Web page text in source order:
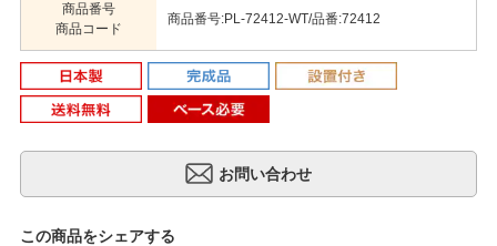
商品番号
商品コード
商品番号:PL-72412-WT/品番:72412
この商品をシェアする